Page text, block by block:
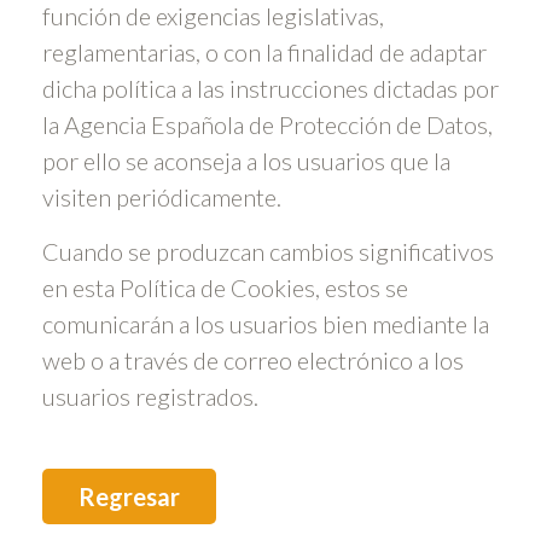
función de exigencias legislativas,
reglamentarias, o con la finalidad de adaptar
dicha política a las instrucciones dictadas por
la Agencia Española de Protección de Datos,
por ello se aconseja a los usuarios que la
visiten periódicamente.
Cuando se produzcan cambios significativos
en esta Política de Cookies, estos se
comunicarán a los usuarios bien mediante la
web o a través de correo electrónico a los
usuarios registrados.
Regresar